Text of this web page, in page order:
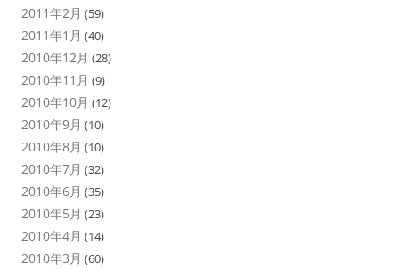
2011年2月 (59)
2011年1月 (40)
2010年12月 (28)
2010年11月 (9)
2010年10月 (12)
2010年9月 (10)
2010年8月 (10)
2010年7月 (32)
2010年6月 (35)
2010年5月 (23)
2010年4月 (14)
2010年3月 (60)